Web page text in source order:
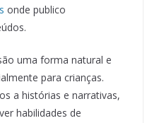
onde publico
uma forma natural e
para crianças.
a histórias e narrativas,
habilidades de